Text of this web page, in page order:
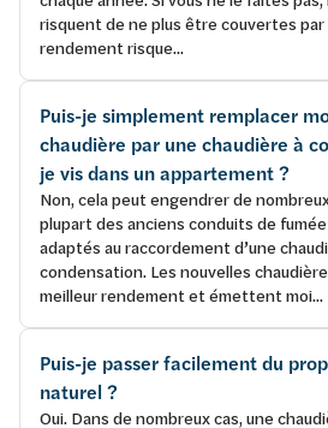
risquent de ne plus être couvertes
rendement risque...
Puis-je simplement remplacer
chaudière par une chaudière à
je vis dans un appartement ?
Non, cela peut engendrer de
plupart des anciens conduits de
adaptés au raccordement d’une
condensation. Les nouvelles
meilleur rendement et émettent moi...
Puis-je passer facilement du
naturel ?
Oui. Dans de nombreux cas, une